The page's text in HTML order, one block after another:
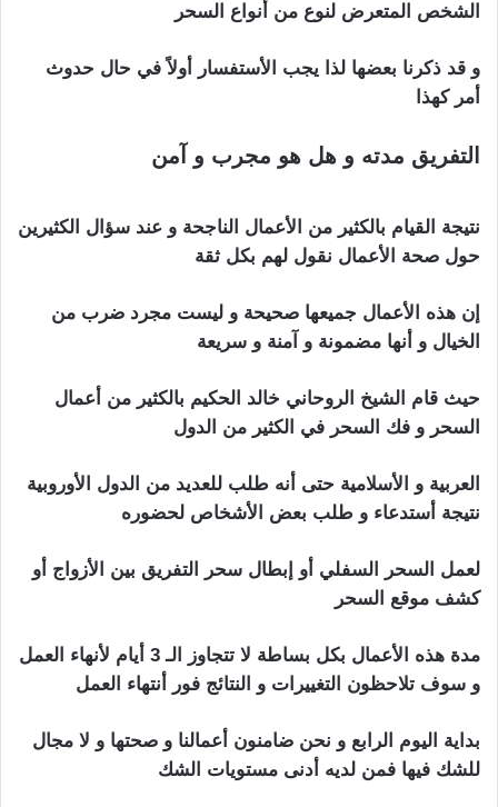
الشخص المتعرض لنوع من أنواع السحر
و قد ذكرنا بعضها لذا يجب الأستفسار أولاً في حال حدوث
أمر كهذا
التفريق مدته و هل هو مجرب و آمن
نتيجة القيام بالكثير من الأعمال الناجحة و عند سؤال الكثيرين
حول صحة الأعمال نقول لهم بكل ثقة
إن هذه الأعمال جميعها صحيحة و ليست مجرد ضرب من
الخيال و أنها مضمونة و آمنة و سريعة
حيث قام الشيخ الروحاني خالد الحكيم بالكثير من أعمال
السحر و فك السحر في الكثير من الدول
العربية و الأسلامية حتى أنه طلب للعديد من الدول الأوروبية
نتيجة أستدعاء و طلب بعض الأشخاص لحضوره
لعمل السحر السفلي أو إبطال سحر التفريق بين الأزواج أو
كشف موقع السحر
مدة هذه الأعمال بكل بساطة لا تتجاوز الـ 3 أيام لأنهاء العمل
و سوف تلاحظون التغييرات و النتائج فور أنتهاء العمل
بداية اليوم الرابع و نحن ضامنون أعمالنا و صحتها و لا مجال
للشك فيها فمن لديه أدنى مستويات الشك